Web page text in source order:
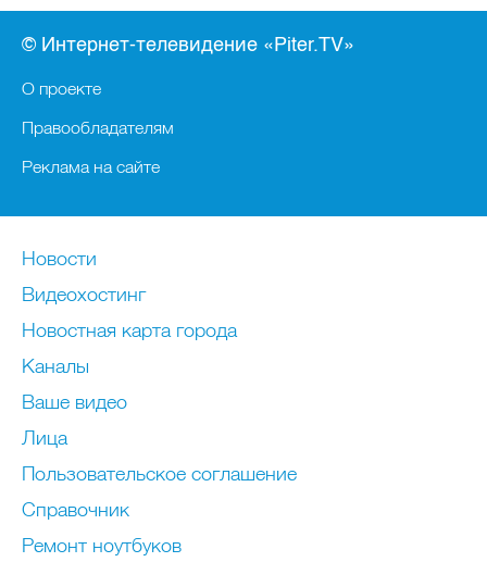
© Интернет-телевидение «Piter.TV»
О проекте
Правообладателям
Реклама на сайте
Новости
Видеохостинг
Новостная карта города
Каналы
Ваше видео
Лица
Пользовательское соглашение
Справочник
Ремонт нoутбуков